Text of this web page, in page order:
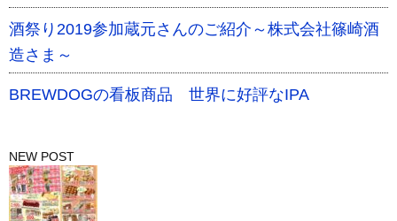
酒祭り2019参加蔵元さんのご紹介～株式会社篠崎酒
造さま～
BREWDOGの看板商品 世界に好評なIPA
NEW POST